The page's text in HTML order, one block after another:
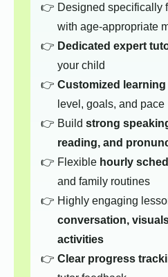
Designed specifically
with age-appropriate
Dedicated expert
your child
Customized learning
level, goals, and pace
Build strong
reading, and
Flexible hourly
and family routines
Highly engaging
conversation,
activities
Clear progress